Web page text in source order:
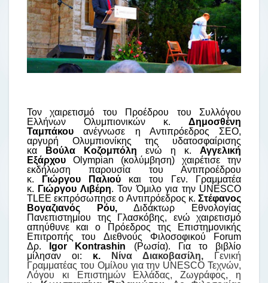
Τον χαιρετισμό του Προέδρου του Συλλόγου
Ελλήνων Ολυμπιονικών κ. Δημοσθένη
Ταμπάκου ανέγνωσε η Αντιπρόεδρος ΣΕΟ,
αργυρή Ολυμπιονίκης της υδατοσφαίρισης
κα
Βούλα Κοζομπόλη ενώ η κ. Αγγελική
Εξάρχου Olympian (κολύμβηση) χαιρέτισε την
εκδήλωση παρουσία του Αντιπροέδρου
κ.
Γιώργου Παλιού και του Γεν. Γραμματέα
κ. Γιώργου Λιβέρη. Τον Όμιλο για την UNESCO
TLEE εκπρόσωπησε ο Αντιπρόεδρος κ. Στέφανος
Βογαζιανός Ρόυ,Διδάκτωρ Εθνολογίας
Πανεπιστημίου της Γλασκόβης, ενώ χαιρετισμό
απηύθυνε και ο Πρόεδρος της Επιστημονικής
Επιτροπής του Διεθνούς Φιλοσοφικού Forum
Δρ.
Igor Kontrashin (Ρωσία). Για το βιβλίο
μίλησαν οι: κ. Νίνα Διακοβασίλη, Γενική
Γραμματέας του Ομίλου για την UNESCO Τεχνών,
Λόγου κι Επιστημών Ελλάδας, Ζωγράφος, η